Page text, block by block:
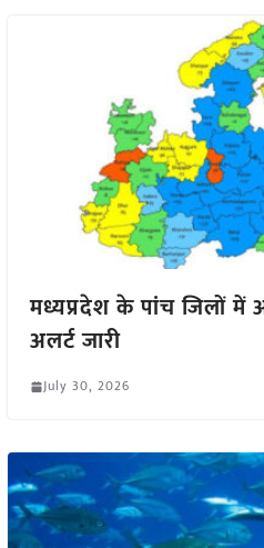
मध्यप्रदेश के पांच जिलों में
अलर्ट जारी
July 30, 2026